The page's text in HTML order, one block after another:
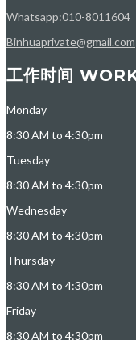
Whatsapp:010-8011604
Binhuaprivate@gmail.com
工作时间
Monday
8:30 AM to 4:30pm
Tuesday
8:30 AM to 4:30pm
Wednesday
8:30 AM to 4:30pm
Thursday
8:30 AM to 4:30pm
Friday
8:30 AM to 4:30pm